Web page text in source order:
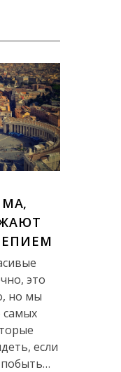
это
но мы
самых
если
побыть…